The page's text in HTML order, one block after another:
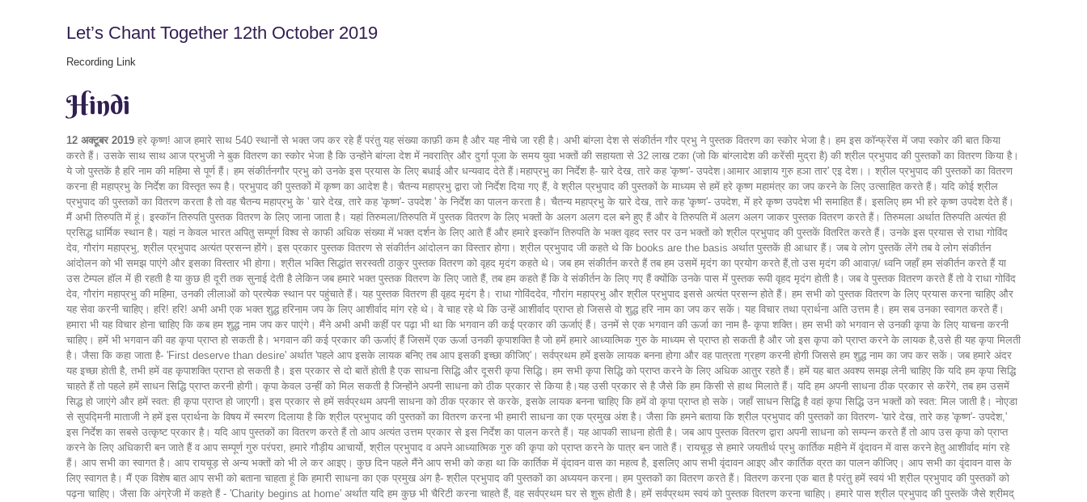
Let’s Chant Together 12th October 2019
Recording Link
Hindi
12 अक्टूबर 2019 हरे कृष्ण! आज हमारे साथ 540 स्थानों से भक्त जप कर रहे हैं परंतु यह संख्या काफ़ी कम है और यह नीचे जा रही है। अभी बांग्ला देश से संकीर्तन गौर प्रभु ने पुस्तक वितरण का स्कोर भेजा है। हम इस कॉन्फ्रेंस में जपा स्कोर की बात किया
करते हैं। उसके साथ साथ आज प्रभुजी ने बुक वितरण का स्कोर भेजा है कि उन्होंने बांग्ला देश में नवरात्रि और दुर्गा पूजा के समय युवा भक्तों की सहायता से 32 लाख टका (जो कि बांग्लादेश की करेंसी मुद्रा है) की श्रील प्रभुपाद की पुस्तकों का वितरण किया है।
ये जो पुस्तकें है हरि नाम की महिमा से पूर्ण हैं। हम संकीर्तनगौर प्रभु को उनके इस प्रयास के लिए बधाई और धन्यवाद देते हैं।महाप्रभु का निर्देश है- य़ारे देख, तारे कह 'कृष्ण'- उपदेश।आमार आज्ञाय गुरु हञा तार' एइ देश।। श्रील प्रभुपाद की पुस्तकों का वितरण
करना ही महाप्रभु के निर्देश का विस्तृत रूप है। प्रभुपाद की पुस्तकों में कृष्ण का आदेश है। चैतन्य महाप्रभु द्वारा जो निर्देश दिया गए हैं, वे श्रील प्रभुपाद की पुस्तकों के माध्यम से हमें हरे कृष्ण महामंत्र का जप करने के लिए उत्साहित करते हैं। यदि कोई श्रील
प्रभुपाद की पुस्तकों का वितरण करता है तो वह चैतन्य महाप्रभु के ' य़ारे देख, तारे कह 'कृष्ण'- उपदेश ' के निर्देश का पालन करता है। चैतन्य महाप्रभु के य़ारे देख, तारे कह 'कृष्ण'- उपदेश, में हरे कृष्ण उपदेश भी समाहित हैं। इसलिए हम भी हरे कृष्ण उपदेश देते हैं।
मैं अभी तिरुपति में हूं। इस्कॉन तिरुपति पुस्तक वितरण के लिए जाना जाता है। यहां तिरुमला/तिरुपति में पुस्तक वितरण के लिए भक्तों के अलग अलग दल बने हुए हैं और वे तिरुपति में अलग अलग जाकर पुस्तक वितरण करते हैं। तिरुमला अर्थात तिरुपति अत्यंत ही
प्रसिद्ध धार्मिक स्थान है। यहां न केवल भारत अपितु सम्पूर्ण विश्व से काफी अधिक संख्या में भक्त दर्शन के लिए आते हैं और हमारे इस्कॉन तिरुपति के भक्त वृहद स्तर पर उन भक्तों को श्रील प्रभुपाद की पुस्तकें वितरित करते हैं। उनके इस प्रयास से राधा गोविंद
देव, गौरांग महाप्रभु, श्रील प्रभुपाद अत्यंत प्रसन्न होंगे। इस प्रकार पुस्तक वितरण से संकीर्तन आंदोलन का विस्तार होगा। श्रील प्रभुपाद जी कहते थे कि books are the basis अर्थात पुस्तकें ही आधार हैं। जब वे लोग पुस्तकें लेंगे तब वे लोग संकीर्तन
आंदोलन को भी समझ पाएंगे और इसका विस्तार भी होगा। श्रील भक्ति सिद्धांत सरस्वती ठाकुर पुस्तक वितरण को वृहद मृदंग कहते थे। जब हम संकीर्तन करते हैं तब हम उसमें मृदंग का प्रयोग करते हैं,तो उस मृदंग की आवाज़/ ध्वनि जहाँ हम संकीर्तन करते हैं या
उस टेम्पल हॉल में ही रहती है या कुछ ही दूरी तक सुनाई देती है लेकिन जब हमारे भक्त पुस्तक वितरण के लिए जाते हैं, तब हम कहते हैं कि वे संकीर्तन के लिए गए हैं क्योंकि उनके पास में पुस्तक रूपी वृहद मृदंग होती है। जब वे पुस्तक वितरण करते हैं तो वे राधा गोविंद
देव, गौरांग महाप्रभु की महिमा, उनकी लीलाओं को प्रत्येक स्थान पर पहुंचाते हैं। यह पुस्तक वितरण ही वृहद मृदंग है। राधा गोविंददेव, गौरांग महाप्रभु और श्रील प्रभुपाद इससे अत्यंत प्रसन्न होते हैं। हम सभी को पुस्तक वितरण के लिए प्रयास करना चाहिए और
यह सेवा करनी चाहिए। हरि! हरि! अभी अभी एक भक्त शुद्ध हरिनाम जप के लिए आशीर्वाद मांग रहे थे। वे चाह रहे थे कि उन्हें आशीर्वाद प्राप्त हो जिससे वो शुद्ध हरि नाम का जप कर सकें। यह विचार तथा प्रार्थना अति उत्तम है। हम सब उनका स्वागत करते हैं।
हमारा भी यह विचार होना चाहिए कि कब हम शुद्ध नाम जप कर पाएंगे। मैंने अभी अभी कहीं पर पढ़ा भी था कि भगवान की कई प्रकार की ऊर्जाएं हैं। उनमें से एक भगवान की ऊर्जा का नाम है- कृपा शक्ति। हम सभी को भगवान से उनकी कृपा के लिए याचना करनी
चाहिए। हमें भी भगवान की वह कृपा प्राप्त हो सकती है। भगवान की कई प्रकार की ऊर्जाएं हैं जिसमें एक ऊर्जा उनकी कृपाशक्ति है जो हमें हमारे आध्यात्मिक गुरु के माध्यम से प्राप्त हो सकती है और जो इस कृपा को प्राप्त करने के लायक है,उसे ही यह कृपा मिलती
है। जैसा कि कहा जाता है- 'First deserve than desire' अर्थात 'पहले आप इसके लायक बनिए तब आप इसकी इच्छा कीजिए'। सर्वप्रथम हमें इसके लायक बनना होगा और वह पात्रता ग्रहण करनी होगी जिससे हम शुद्ध नाम का जप कर सकें। जब हमारे अंदर
यह इच्छा होती है, तभी हमें वह कृपाशक्ति प्राप्त हो सकती है। इस प्रकार से दो बातें होती है एक साधना सिद्धि और दूसरी कृपा सिद्धि। हम सभी कृपा सिद्धि को प्राप्त करने के लिए अधिक आतुर रहते हैं। हमें यह बात अवश्य समझ लेनी चाहिए कि यदि हम कृपा सिद्धि
चाहते हैं तो पहले हमें साधन सिद्धि प्राप्त करनी होगी। कृपा केवल उन्हीं को मिल सकती है जिन्होंने अपनी साधना को ठीक प्रकार से किया है।यह उसी प्रकार से है जैसे कि हम किसी से हाथ मिलाते हैं। यदि हम अपनी साधना ठीक प्रकार से करेंगे, तब हम उसमें
सिद्ध हो जाएंगे और हमें स्वत: ही कृपा प्राप्त हो जाएगी। इस प्रकार से हमें सर्वप्रथम अपनी साधना को ठीक प्रकार से करके, इसके लायक बनना चाहिए कि हमें वो कृपा प्राप्त हो सके। जहाँ साधन सिद्धि है वहां कृपा सिद्धि उन भक्तों को स्वत: मिल जाती है। नोएडा
से सुपद्मिनी माताजी ने हमें इस प्रार्थना के विषय में स्मरण दिलाया है कि श्रील प्रभुपाद की पुस्तकों का वितरण करना भी हमारी साधना का एक प्रमुख अंश है। जैसा कि हमने बताया कि श्रील प्रभुपाद की पुस्तकों का वितरण- 'य़ारे देख, तारे कह 'कृष्ण'- उपदेश,'
इस निर्देश का सबसे उत्कृष्ट प्रकार है। यदि आप पुस्तकों का वितरण करते हैं तो आप अत्यंत उत्तम प्रकार से इस निर्देश का पालन करते हैं। यह आपकी साधना होती है। जब आप पुस्तक वितरण द्वारा अपनी साधना को सम्पन्न करते हैं तो आप उस कृपा को प्राप्त
करने के लिए अधिकारी बन जाते हैं व आप सम्पूर्ण गुरु परंपरा, हमारे गौड़ीय आचार्यो, श्रील प्रभुपाद व अपने आध्यात्मिक गुरु की कृपा को प्राप्त करने के पात्र बन जाते हैं। रायचूड़ से हमारे जयतीर्थ प्रभु कार्तिक महीने में वृंदावन में वास करने हेतु आशीर्वाद मांग रहे
हैं। आप सभी का स्वागत है। आप रायचूड़ से अन्य भक्तों को भी ले कर आइए। कुछ दिन पहले मैंने आप सभी को कहा था कि कार्तिक में वृंदावन वास का महत्व है, इसलिए आप सभी वृंदावन आइए और कार्तिक व्रत का पालन कीजिए। आप सभी का वृंदावन वास के
लिए स्वागत है। मैं एक विशेष बात आप सभी को बताना चाहता हूं कि हमारी साधना का एक प्रमुख अंग है- श्रील प्रभुपाद की पुस्तकों का अध्ययन करना। हम पुस्तकों का वितरण करते हैं। वितरण करना एक बात है परंतु हमें स्वयं भी श्रील प्रभुपाद की पुस्तकों को
पढ़ना चाहिए। जैसा कि अंग्रेजी में कहते हैं - 'Charity begins at home' अर्थात यदि हम कुछ भी चैरिटी करना चाहते हैं, वह सर्वप्रथम घर से शुरू होती है। हमें सर्वप्रथम स्वयं को पुस्तक वितरण करना चाहिए। हमारे पास श्रील प्रभुपाद की पुस्तकें जैसे श्रीमद्